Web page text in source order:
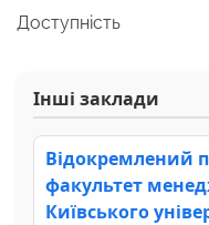
Доступність
Інші заклади
Відокремлений
факультет
Київського